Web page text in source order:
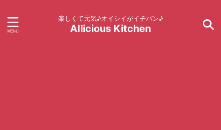
楽しくて元気♪オイシイがイチバン♪
AIlicious Kitchen